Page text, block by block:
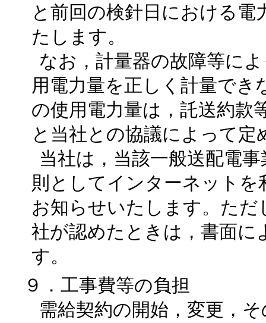
と前回の検針日における
たします。
なお，計量器の故障等に
用電力量を正しく計量でき
の使用電力量は，託送約款
と当社との協議によって定
当社は，当該一般送配電
則としてインターネット
お知らせいたします。た
社が認めたときは，書面
す。
９．工事費等の負担
需給契約の開始，変更，